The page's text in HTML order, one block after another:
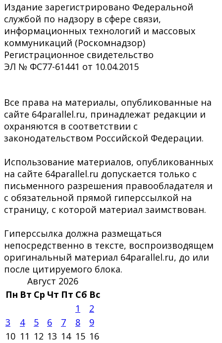
Издание зарегистрировано Федеральной
службой по надзору в сфере связи,
информационных технологий и массовых
коммуникаций (Роскомнадзор)
Регистрационное свидетельство
ЭЛ № ФС77-61441 от 10.04.2015
Все права на материалы, опубликованные на
сайте 64parallel.ru, принадлежат редакции и
охраняются в соответствии с
законодательством Российской Федерации.
Использование материалов, опубликованных
на сайте 64parallel.ru допускается только с
письменного разрешения правообладателя и
с обязательной прямой гиперссылкой на
страницу, с которой материал заимствован.
Гиперссылка должна размещаться
непосредственно в тексте, воспроизводящем
оригинальный материал 64parallel.ru, до или
после цитируемого блока.
Август 2026
Пн Вт Ср Чт Пт Сб Вс
1
2
3
4 5 6 7 8
9
10 11 12 13 14 15 16